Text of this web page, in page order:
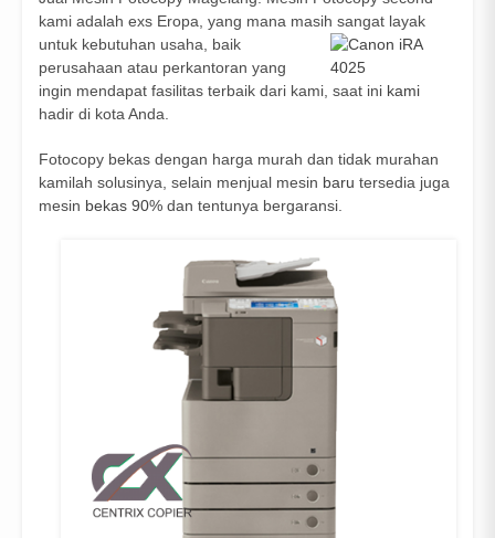
kami adalah exs Eropa, yang mana masih sangat layak
untuk kebutuhan usaha, baik
perusahaan atau perkantoran yang
ingin mendapat fasilitas terbaik dari kami, saat ini kami
hadir di kota Anda.
Fotocopy bekas dengan harga murah dan tidak murahan
kamilah solusinya, selain menjual mesin baru tersedia juga
mesin bekas 90% dan tentunya bergaransi.